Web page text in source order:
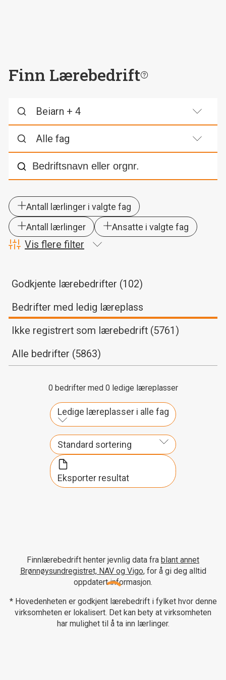
Finn Lærebedrift
Søk
Antall lærlinger i valgte fag
Antall lærlinger
Ansatte i valgte fag
Vis flere filter
Godkjente lærebedrifter (102)
Bedrifter med ledig læreplass
Ikke registrert som lærebedrift (5761)
Alle bedrifter (5863)
0 bedrifter med 0 ledige læreplasser
Ledige læreplasser i alle fag
Standard sortering
Eksporter resultat
Finnlærebedrift henter jevnlig data fra blant annet
Brønnøysundregistret, NAV og Vigo, for å gi deg alltid
oppdatert informasjon.
* Hovedenheten er godkjent lærebedrift i fylket hvor denne
virksomheten er lokalisert. Det kan bety at virksomheten
har mulighet til å ta inn lærlinger.